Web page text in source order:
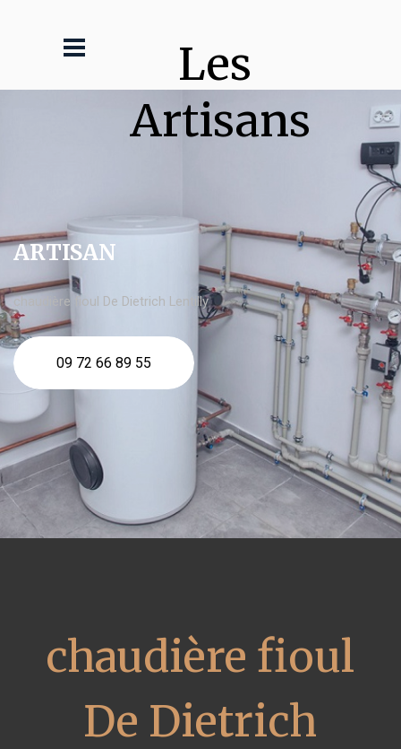
Les
Artisans
ARTISAN
chaudière fioul De Dietrich Lentilly
09 72 66 89 55
chaudière fioul
De Dietrich